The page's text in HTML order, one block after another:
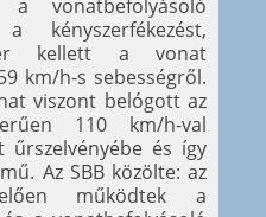
vonatbefolyásoló
kényszerfékezést,
kellett a vonat
km/h-s sebességről.
viszont belógott az
110 km/h-val
űrszelvényébe és így
Az SBB közölte: az
működtek a